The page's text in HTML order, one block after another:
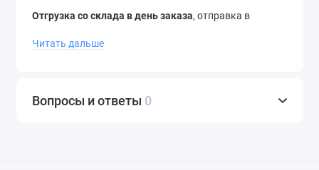
Отгрузка со склада в день заказа, отправка в
–бесплатно. Отправляем в города России и страны
Читать дальше
Вопросы и ответы 0